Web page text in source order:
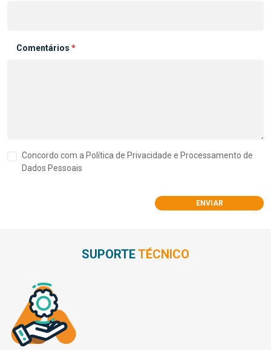
Comentários *
Concordo com a Política de Privacidade e Processamento de
Dados Pessoais
ENVIAR
SUPORTETÉCNICO